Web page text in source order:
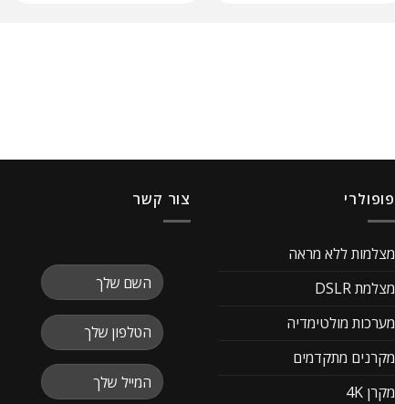
פופולרי
מצלמות ללא מראה
מצלמת DSLR
מערכות מולטימדיה
מקרנים מתקדמים
מקרן 4K
צור קשר